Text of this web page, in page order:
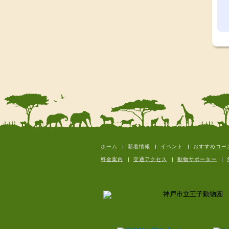
ホーム 新着情報 イベント おすすめコー
料金案内 交通アクセス 動物サポーター